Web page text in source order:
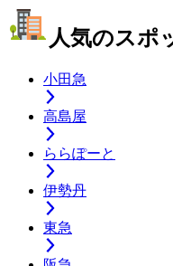
人気のスポ
小田急
高島屋
ららぽーと
伊勢丹
東急